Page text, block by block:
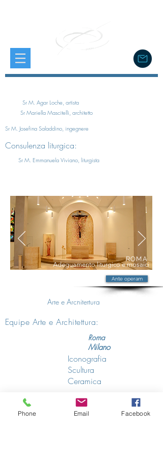
Sr M. Agar Loche, artista
Sr Mariella Mascitelli, architetto
Sr M. Josefina Saladdino, ingegnere
Consulenza liturgica:
Sr M. Emmanuela Viviano, liturgista
Adeguamento liturgico e mosaici
ROMA
Ante operam
Arte e Architettura
Equipe Arte e Architettura:
Roma
Milano
Iconografia
Scultura
Ceramica
Contatti
Phone Email Facebook